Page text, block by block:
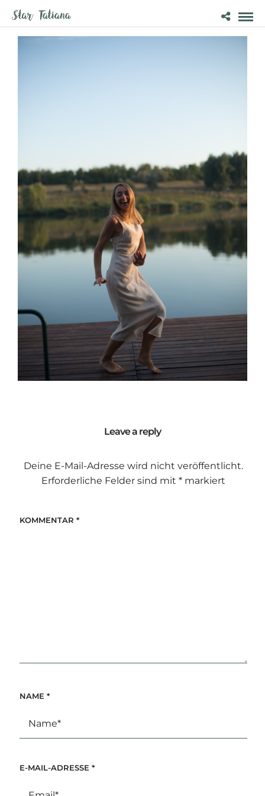
Leave a reply
Deine E-Mail-Adresse wird nicht veröffentlicht.
Erforderliche Felder sind mit *markiert
KOMMENTAR *
NAME *
E-MAIL-ADRESSE *